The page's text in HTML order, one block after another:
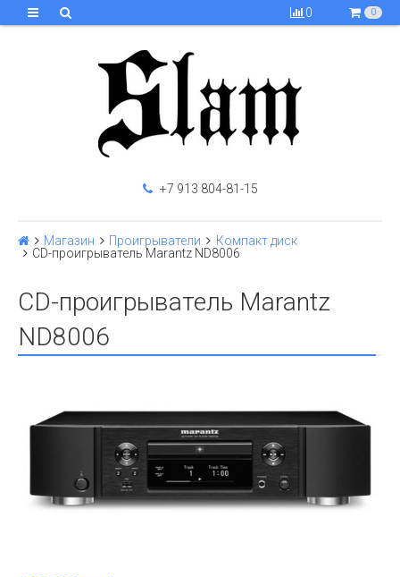
0 0
+7 913 804-81-15
Магазин Проигрыватели
Компакт диск
CD-проигрыватель Marantz ND8006
CD-проигрыватель Marantz
ND8006